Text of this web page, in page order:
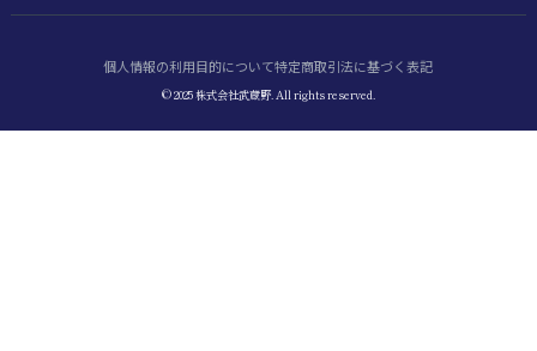
個人情報の利用目的について特定商取引法に基づく表記
© 2025 株式会社武蔵野. All rights reserved.